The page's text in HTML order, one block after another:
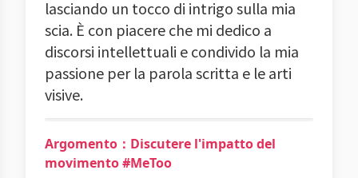
lasciando un tocco di intrigo sulla mia
scia. È con piacere che mi dedico a
discorsi intellettuali e condivido la mia
passione per la parola scritta e le arti
visive.
Argomento：Discutere l'impatto del
movimento #MeToo